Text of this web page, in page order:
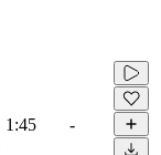
1:45 -